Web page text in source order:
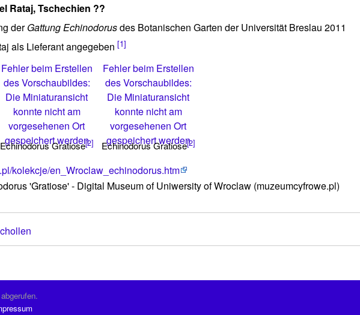
Rataj, Tschechien ??
derGattung Echinodorusdes Botanischen Garten der Universität Breslau 2011
als Lieferant angegeben [1]
Fehler beim Erstellen
des Vorschaubildes:
Die Miniaturansicht
konnte nicht am
vorgesehenen Ort
gespeichert werden
Echinodorus Gratiose[2]
Fehler beim Erstellen
des Vorschaubildes:
Die Miniaturansicht
konnte nicht am
vorgesehenen Ort
gespeichert werden
Echinodorus Gratiose[2]
kolekcje/en_Wroclaw_echinodorus.htm
'Gratiose' - Digital Museum of Uniwersity of Wroclaw (muzeumcyfrowe.pl)